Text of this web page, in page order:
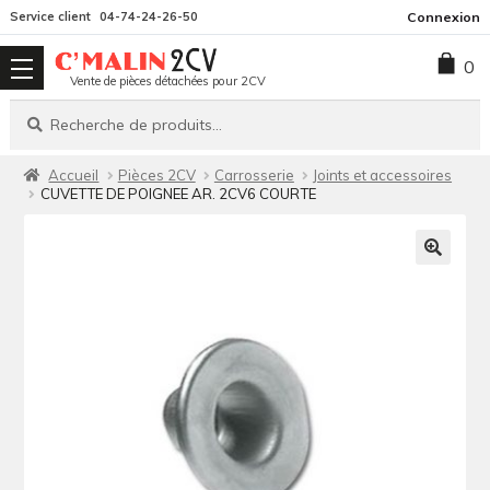
la
navigation
contenu
Service client 04-74-24-26-50 Connexion
Vente de pièces détachées pour 2CV
Recherche
Recherche
0
Accueil Pièces 2CV Carrosserie
Joints et accessoires
CUVETTE DE POIGNEE AR. 2CV6 COURTE